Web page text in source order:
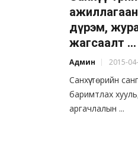
дүрэм,
жагсаалт ...
Админ 2015-
Санхүү төрийн
баримтлах
аргачлалын ...